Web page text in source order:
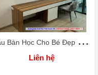
M
ẫu Bàn Học Cho Bé Đẹp Rẻ Home 3D
Liên hệ